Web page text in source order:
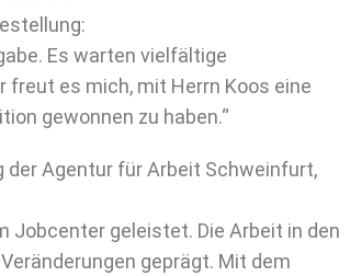
Es warten vielfältige
freut es mich, mit Herrn Koos eine
gewonnen zu haben.“
der Agentur für Arbeit Schweinfurt,
Jobcenter geleistet. Die Arbeit in den
geprägt. Mit dem